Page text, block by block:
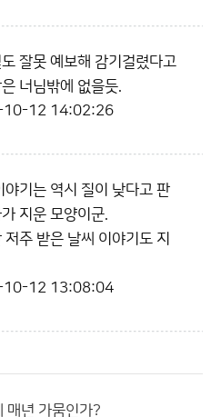
잘못 예보해 감기걸렸다고
너님밖에 없을듯.
10-12 14:02:26
야기는 역시 질이 낮다고 판
지운 모양이군.
주 받은 날씨 이야기도 지
10-12 13:08:04
매년 가뭄인가?